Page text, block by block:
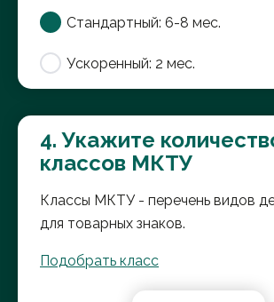
Стандартный: 6-8 мес.
Ускоренный: 2 мес.
4. Укажите
классов МКТУ
Классы МКТУ - перечень видов
для товарных знаков.
Подобрать класс